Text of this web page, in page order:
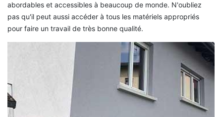
abordables et accessibles à beaucoup de monde. N'oubliez
pas qu'il peut aussi accéder à tous les matériels appropriés
pour faire un travail de très bonne qualité.